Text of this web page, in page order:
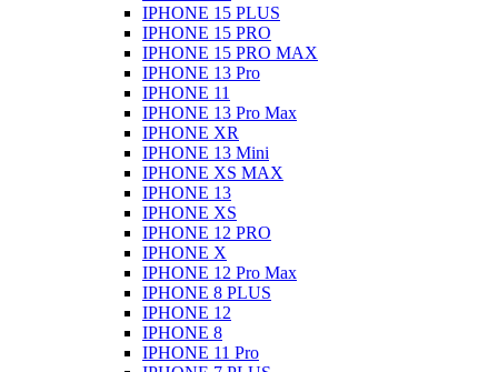
IPHONE 15 PLUS
IPHONE 15 PRO
IPHONE 15 PRO MAX
IPHONE 13 Pro
IPHONE 11
IPHONE 13 Pro Max
IPHONE XR
IPHONE 13 Mini
IPHONE XS MAX
IPHONE 13
IPHONE XS
IPHONE 12 PRO
IPHONE X
IPHONE 12 Pro Max
IPHONE 8 PLUS
IPHONE 12
IPHONE 8
IPHONE 11 Pro